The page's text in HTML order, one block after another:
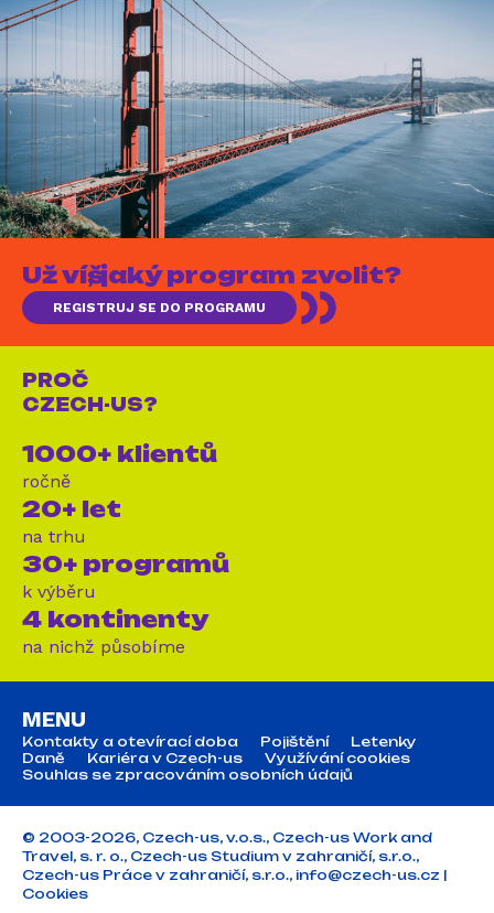
Už víš, jaký program zvolit?
REGISTRUJ SE DO PROGRAMU
PROČ
CZECH-US?
1000+ klientů
ročně
20+ let
na trhu
30+ programů
k výběru
4 kontinenty
na nichž působíme
MENU
Kontakty a otevírací doba Pojištění
Letenky
Daně
Kariéra v Czech-us
Využívání cookies
Souhlas se zpracováním osobních údajů
© 2003-2026, Czech-us, v.o.s., Czech-us Work and
Travel, s. r. o., Czech-us Studium v zahraničí, s.r.o.,
Czech-us Práce v zahraničí, s.r.o., info@czech-us.cz |
Cookies